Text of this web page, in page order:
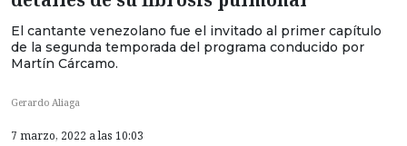
El cantante venezolano fue el invitado al primer capítulo
de la segunda temporada del programa conducido por
Martín Cárcamo.
Gerardo Aliaga
7 marzo, 2022 a las 10:03